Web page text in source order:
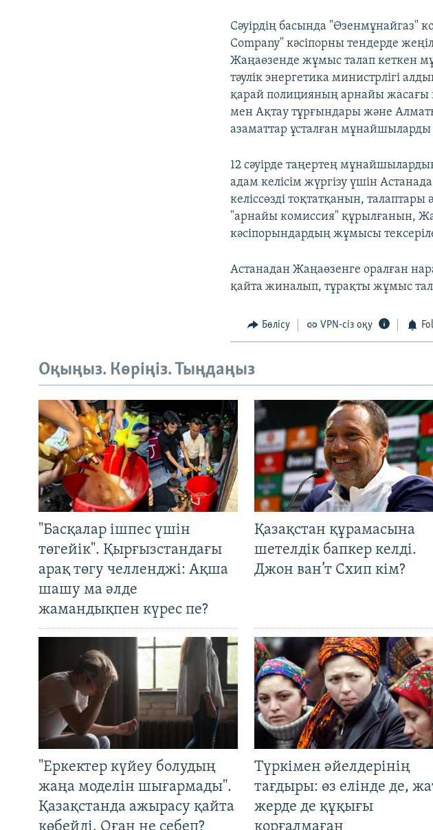
Сәуірдің басында "Өзенмұнайгаз"
Company" кәсіпорны тендерде
Жаңаөзенде жұмыс талап кеткен
тәулік энергетика министрлігі
қарай полицияның арнайы жасағы
мен Ақтау тұрғындары және
азаматтар ұсталған мұнайшыларды
12 сәуірде таңертең
адам келісім жүргізу үшін
келіссөзді тоқтатқанын,
"арнайы комиссия" құрылғанын,
кәсіпорындардың жұмысы
Астанадан Жаңаөзенге оралған
қайта жиналып, тұрақты жұмыс
Бөлісу VPN-сіз оқу
Оқыңыз. Көріңіз. Тыңдаңыз
"Басқалар ішпес үшін
төгейік". Қырғызстандағы
арақ төгу челленджі: Ақша
шашу ма әлде
жамандықпен күрес пе?
Қазақстан құрамасына
шетелдік бапкер келді.
Джон ван’т Схип кім?
"Еркектер күйеу болудың
жаңа моделін шығармады".
Қазақстанда ажырасу қайта
Түркімен әйелдерінің
тағдыры: өз елінде де,
жерде де құқығы